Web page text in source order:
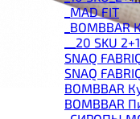
_MAD FIT
__20 SKU
SNAQ
SNAQ
BOMBBAR
BOMBBAR